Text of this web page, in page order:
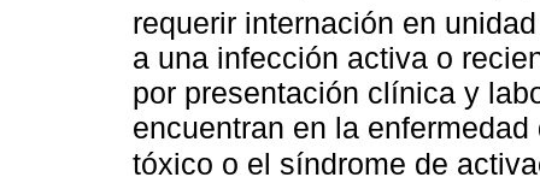
requerir internación en
a una infección activa o
por presentación clínica y
encuentran en la
tóxico o el síndrome de